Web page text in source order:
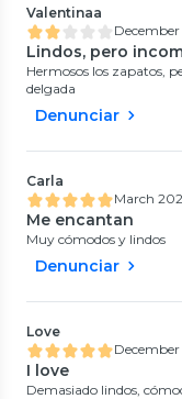
Valentinaa
Lindos, pero
Hermosos los zapatos,
delgada
Denunciar
Carla
March
Me encantan
Muy cómodos y lindos
Denunciar
Love
I love
Demasiado lindos,